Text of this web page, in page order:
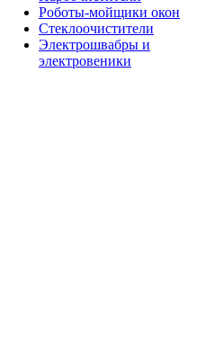
Роботы-мойщики окон
Стеклоочистители
Электрошвабры и
электровеники